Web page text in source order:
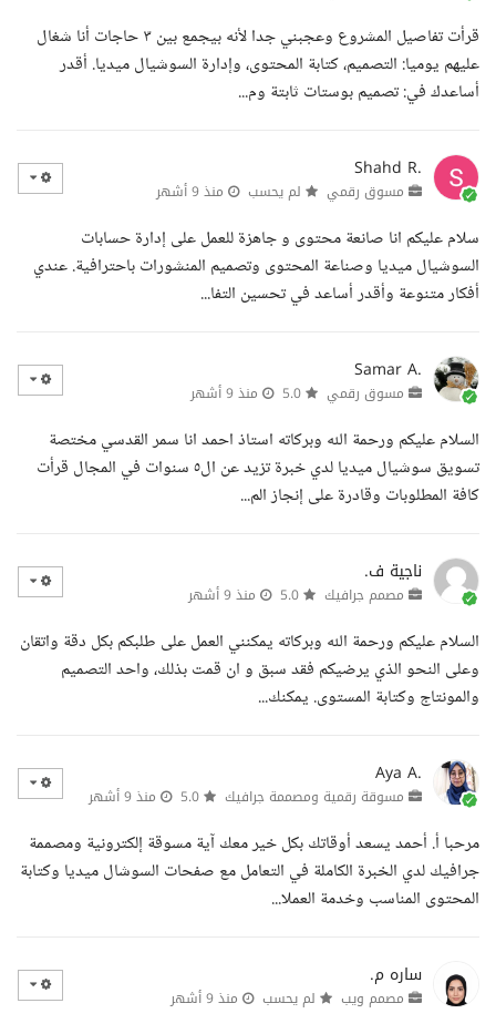
قرأت تفاصيل المشروع وعجبني جدا لأنه بيجمع بين ٣ حاجات أنا شغال
عليهم يوميا: التصميم، كتابة المحتوى، وإدارة السوشيال ميديا. أقدر
أساعدك في: تصميم بوستات ثابتة وم...
Shahd R.
مسوق رقمي لم يحسب منذ 9 أشهر
سلام عليكم انا صانعة محتوى و جاهزة للعمل على إدارة حسابات
السوشيال ميديا وصناعة المحتوى وتصميم المنشورات باحترافية. عندي
أفكار متنوعة وأقدر أساعد في تحسين التفا...
Samar A.
مسوق رقمي منذ 9 أشهر
السلام عليكم ورحمة الله وبركاته استاذ احمد انا سمر القدسي مختصة
تسويق سوشيال ميديا لدي خبرة تزيد عن ال٥ سنوات في المجال قرأت
كافة المطلوبات وقادرة على إنجاز الم...
ناجية ف.
مصمم جرافيك منذ 9 أشهر
السلام عليكم ورحمة الله وبركاته يمكنني العمل على طلبكم بكل دقة واتقان
وعلى النحو الذي يرضيكم فقد سبق و ان قمت بذلك، واحد التصميم
والمونتاج وكتابة المستوى. يمكنك...
Aya A.
مسوقة رقمية ومصممة جرافيك منذ 9 أشهر
مرحبا أ. أحمد يسعد أوقاتك بكل خير معك آية مسوقة إلكترونية ومصممة
جرافيك لدي الخبرة الكاملة في التعامل مع صفحات السوشال ميديا وكتابة
المحتوى المناسب وخدمة العملا...
ساره م.
مصمم ويب لم يحسب منذ 9 أشهر